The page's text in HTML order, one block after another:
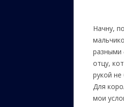
Начну,
разными
отцу,
рукой
Для
мои